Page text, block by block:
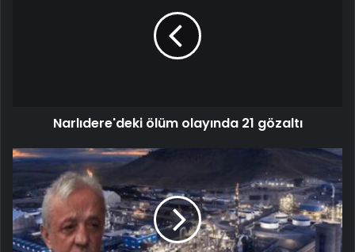
Narlıdere'deki ölüm olayında 21 gözaltı